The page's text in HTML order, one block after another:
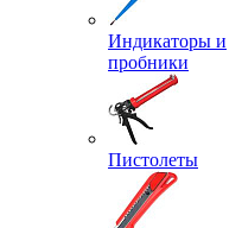
Индикаторы и
пробники
Пистолеты